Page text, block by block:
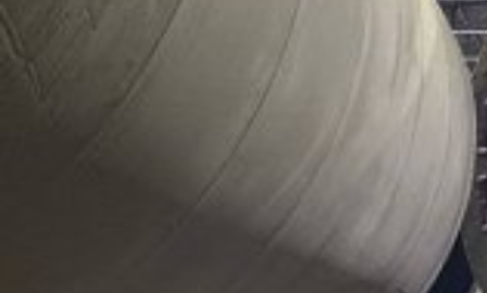
Отрасль:
Автомобилестроение
промышленных прессов на площадке заказчика в